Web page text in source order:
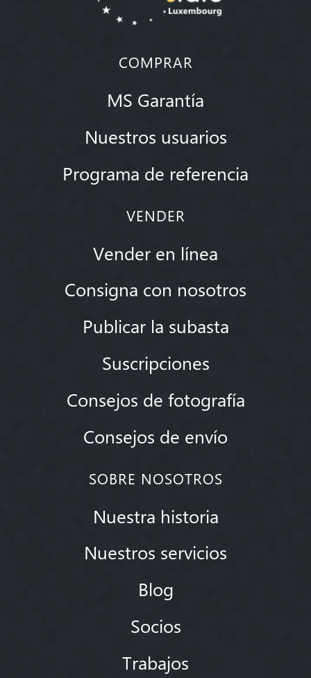
COMPRAR
MS Garantía
Nuestros usuarios
Programa de referencia
VENDER
Vender en línea
Consigna con nosotros
Publicar la subasta
Suscripciones
Consejos de fotografía
Consejos de envío
SOBRE NOSOTROS
Nuestra historia
Nuestros servicios
Blog
Socios
Trabajos